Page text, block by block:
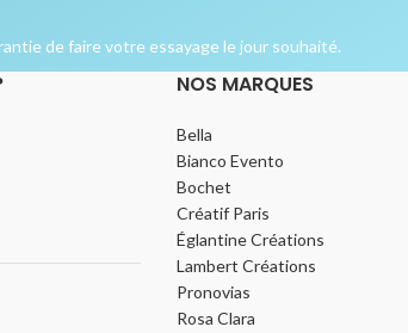
de faire votre essayage le jour souhaité.
NOS MARQUES
Bella
Bianco Evento
Bochet
Créatif Paris
Églantine Créations
Lambert Créations
Pronovias
Rosa Clara